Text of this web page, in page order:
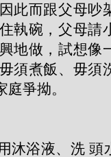
此而跟父母吵
執碗，父母請
地做，試想像
須煮飯、毋須
爭拗。
沐浴液、洗 頭